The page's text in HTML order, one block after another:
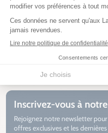
Fabricationfrançaise
Inscrivez-vous à
Rejoignez notre newsletter
offres exclusives et les